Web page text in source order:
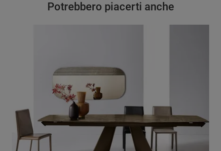
Potrebbero piacerti anche